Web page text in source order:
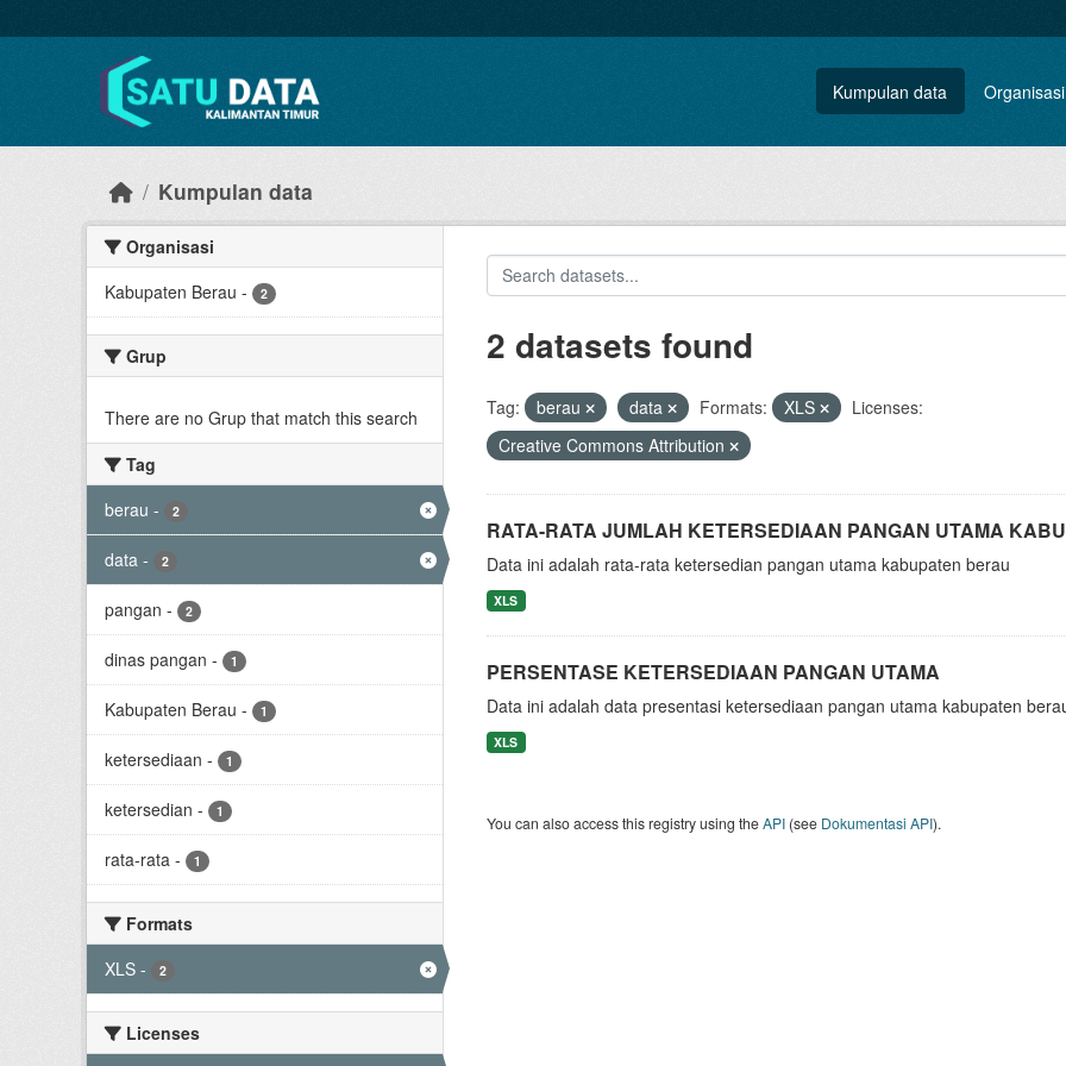
Kumpulan data Organisasi
Kumpulan data
Organisasi
Kabupaten Berau - 2
Grup
There are no Grup that match this search
Tag
berau - 2
data - 2
pangan - 2
dinas pangan - 1
Kabupaten Berau - 1
ketersediaan - 1
ketersedian - 1
rata-rata - 1
Formats
XLS - 2
Licenses
2 datasets found
Tag: berau data Formats: XLS
Licenses:
Creative Commons Attribution
RATA-RATA JUMLAH KETERSEDIAAN PANGAN UTAMA
Data ini adalah rata-rata ketersedian pangan utama kabupaten berau
XLS
PERSENTASE KETERSEDIAAN PANGAN UTAMA
Data ini adalah data presentasi ketersediaan pangan utama kabupaten
XLS
You can also access this registry using theAPI(see Dokumentasi API).